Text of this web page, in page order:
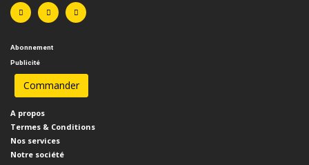
Abonnement
Publicité
A propos
Termes & Conditions
Nos services
Notre société